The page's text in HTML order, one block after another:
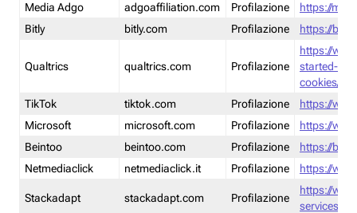
Media Adgo
adgoaffiliation.com Profilazione
https://
Bitly
bitly.com Profilazione https://
Qualtrics qualtrics.com Profilazione
https://
started-
cookies/
TikTok
tiktok.com Profilazione
https://
Microsoft
microsoft.com Profilazione
https://
Beintoo
beintoo.com Profilazione
https://
Netmediaclick
netmediaclick.it Profilazione https://
Stackadapt stackadapt.com Profilazione
https://
services-